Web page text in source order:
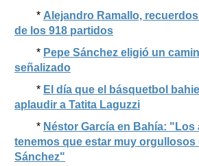
* Alejandro Ramallo,
de los 918 partidos
* Pepe Sánchez eligió un
señalizado
* El día que el básquetbol
aplaudir a Tatita Laguzzi
* Néstor García en Bahía:
tenemos que estar muy orgullosos
Sánchez"